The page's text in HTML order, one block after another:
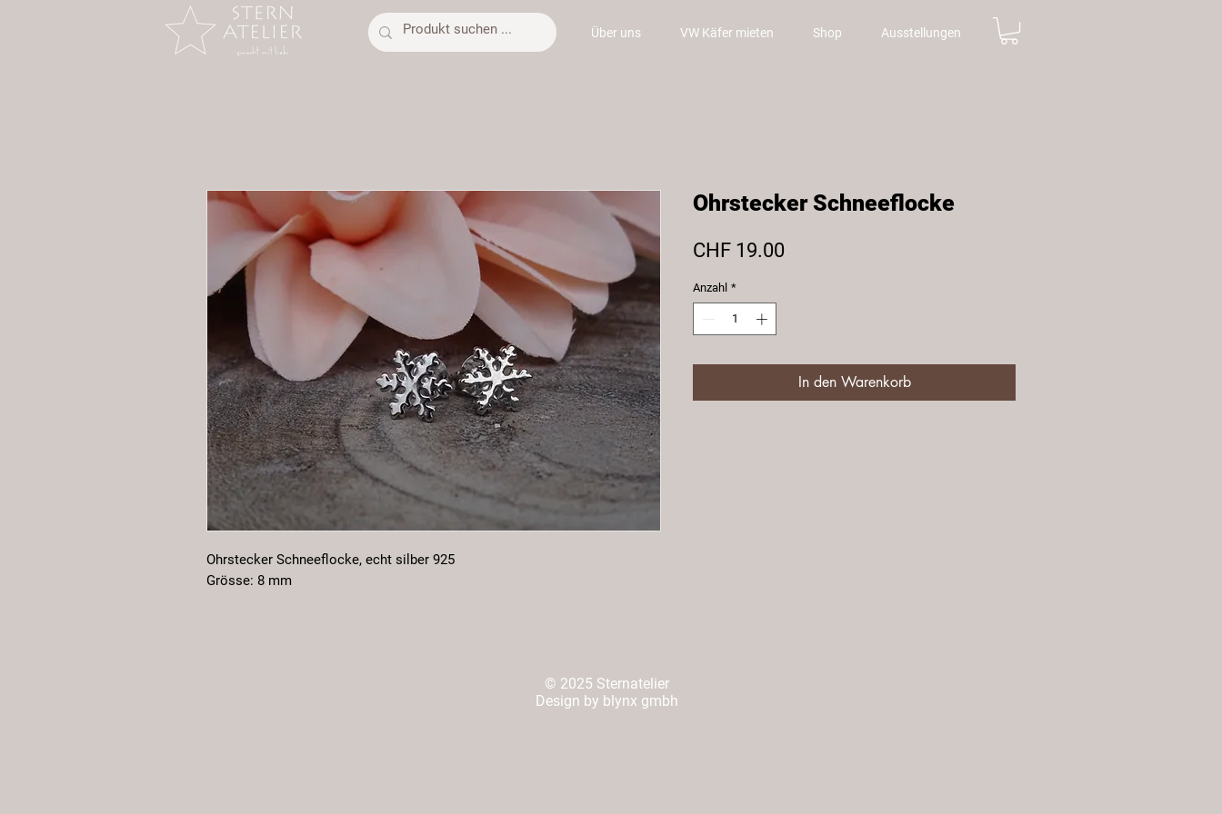
Über uns VW Käfer mieten Shop Ausstellungen
Ohrstecker Schneeflocke, echt silber 925
Grösse: 8 mm
Ohrstecker Schneeflocke
CHF 19.00
Anzahl *
In den Warenkorb
© 2025 Sternatelier
Design by blynx gmbh